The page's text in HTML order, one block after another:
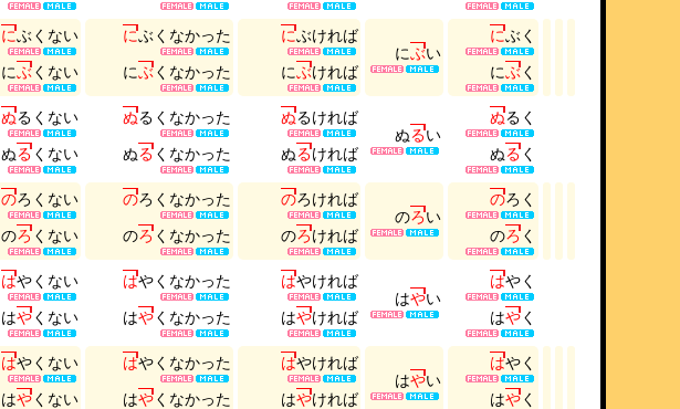
にぶ く ない
にぶく ない
にぶ く なかった
にぶく なかった
にぶければ
にぶければ
にぶい
にぶ く
にぶく
ぬる く ない
ぬるく ない
ぬる く なかった
ぬるく なかった
ぬるければ
ぬるければ
ぬるい
ぬる く
ぬるく
のろ く ない
のろく ない
のろ く なかった
のろく なかった
のろければ
のろければ
のろい
のろ く
のろく
はやく ない
はやく ない
はやく なかった
はやく なかった
はやければ
はやければ
はやい
はやく
はやく
はやく ない
はやく ない
はやく なかった
はやく なかった
はやければ
はやければ
はやい
はやく
はやく